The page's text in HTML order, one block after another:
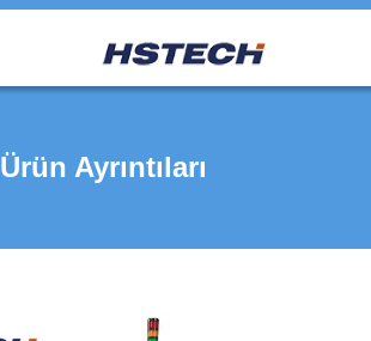
Ürün Ayrıntıları